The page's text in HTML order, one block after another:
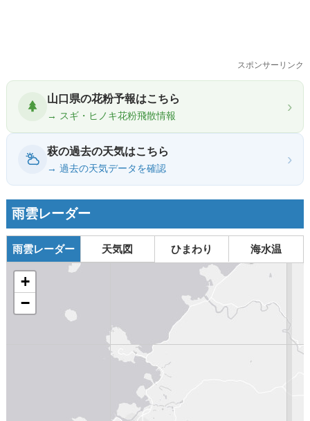
スポンサーリンク
山口県の花粉予報はこちら
→ スギ・ヒノキ花粉飛散情報
›
萩の過去の天気はこちら
→ 過去の天気データを確認
›
雨雲レーダー
雨雲レーダー 天気図 ひまわり 海水温
+
−